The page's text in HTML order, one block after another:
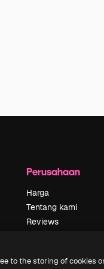
Perusahaan
Harga
Tentang kami
Reviews
Blog
to the storing of cookies